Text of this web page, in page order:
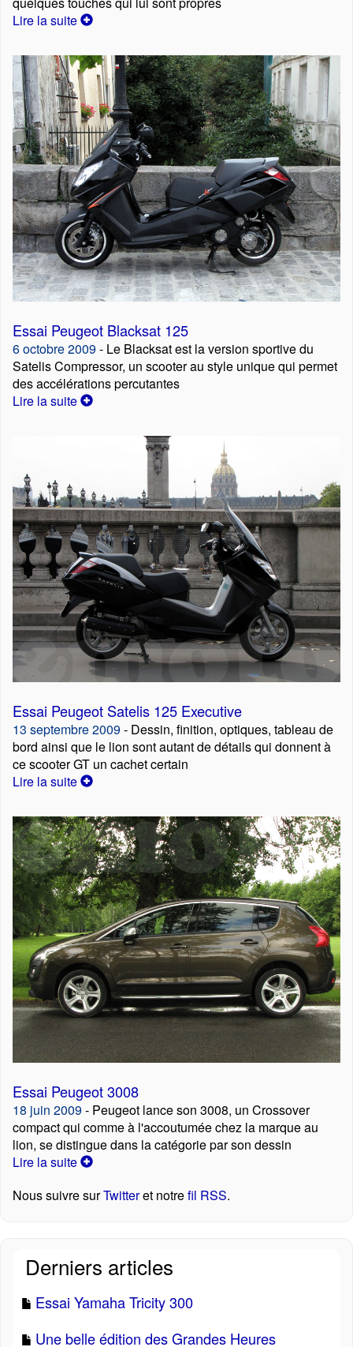
Lire la suite
Essai Peugeot Blacksat 125
6 octobre 2009- Le Blacksat est la version sportive du
Satelis Compressor, un scooter au style unique qui permet
des accélérations percutantes
Lire la suite
Essai Peugeot Satelis 125 Executive
13 septembre 2009- Dessin, finition, optiques, tableau de
bord ainsi que le lion sont autant de détails qui donnent à
ce scooter GT un cachet certain
Lire la suite
Essai Peugeot 3008
18 juin 2009- Peugeot lance son 3008, un Crossover
compact qui comme à l'accoutumée chez la marque au
lion, se distingue dans la catégorie par son dessin
Lire la suite
Nous suivre surTwitteret notrefil RSS.
Derniers articles
Essai Yamaha Tricity 300
Une belle édition des Grandes Heures